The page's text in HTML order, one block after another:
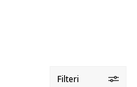
Filteri